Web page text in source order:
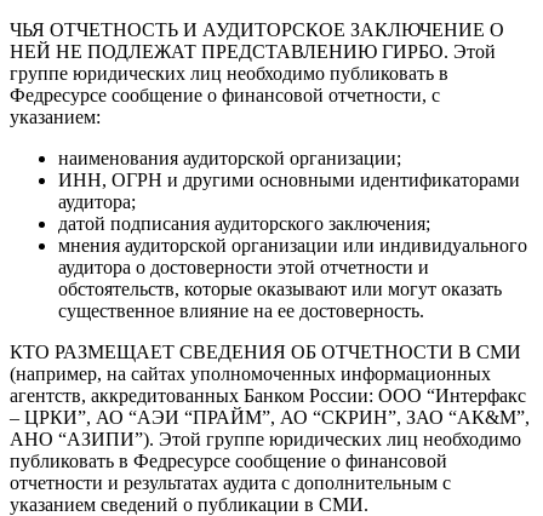
ЧЬЯ ОТЧЕТНОСТЬ И АУДИТОРСКОЕ ЗАКЛЮЧЕНИЕ О
НЕЙ НЕ ПОДЛЕЖАТ ПРЕДСТАВЛЕНИЮ ГИРБО. Этой
группе юридических лиц необходимо публиковать в
Федресурсе сообщение о финансовой отчетности, с
указанием:
наименования аудиторской организации;
ИНН, ОГРН и другими основными идентификаторами
аудитора;
датой подписания аудиторского заключения;
мнения аудиторской организации или индивидуального
аудитора о достоверности этой отчетности и
обстоятельств, которые оказывают или могут оказать
существенное влияние на ее достоверность.
КТО РАЗМЕЩАЕТ СВЕДЕНИЯ ОБ ОТЧЕТНОСТИ В СМИ
(например, на сайтах уполномоченных информационных
агентств, аккредитованных Банком России: ООО “Интерфакс
– ЦРКИ”, АО “АЭИ “ПРАЙМ”, АО “СКРИН”, ЗАО “АК&М”,
АНО “АЗИПИ”). Этой группе юридических лиц необходимо
публиковать в Федресурсе сообщение о финансовой
отчетности и результатах аудита с дополнительным с
указанием сведений о публикации в СМИ.